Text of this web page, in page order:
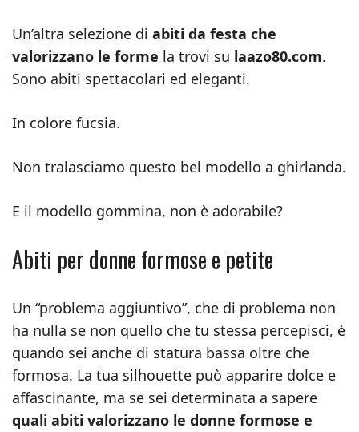
Un’altra selezione di abiti da festa che
valorizzano le forme la trovi su laazo80.com.
Sono abiti spettacolari ed eleganti.
In colore fucsia.
Non tralasciamo questo bel modello a ghirlanda.
E il modello gommina, non è adorabile?
Abiti per donne formose e petite
Un “problema aggiuntivo”, che di problema non
ha nulla se non quello che tu stessa percepisci, è
quando sei anche di statura bassa oltre che
formosa. La tua silhouette può apparire dolce e
affascinante, ma se sei determinata a sapere
quali abiti valorizzano le donne formose e